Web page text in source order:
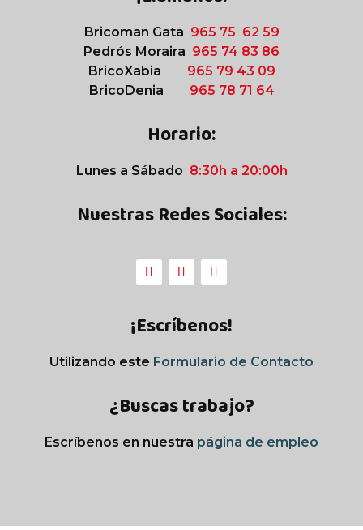
Bricoman Gata 965 75 62 59
Pedrós Moraira 965 74 83 86
BricoXabia
965 79 43 09
BricoDenia
965 78 71 64
Horario:
Lunes a Sábado 8:30h a 20:00h
Nuestras Redes Sociales:
¡Escríbenos!
Utilizando este Formulario de Contacto
¿Buscas trabajo?
Escríbenos en nuestra página de empleo